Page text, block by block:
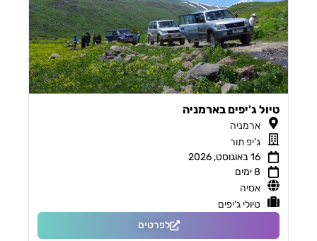
טיול ג'יפים בארמניה
ארמניה
ג'יפ תור
16 באוגוסט, 2026
8 ימים
אסיה
טיולי ג'יפים
לפרטים